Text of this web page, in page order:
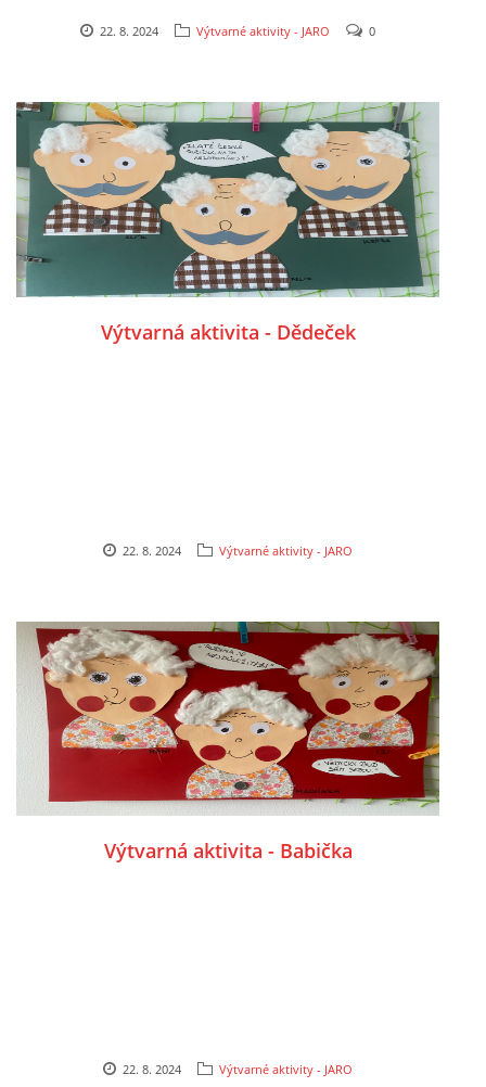
POZITIVNÍ AFIRMACE PRO DĚTI
PSYCHOHYGIENA PRO UČITELKY
UČITELSKÁ SEBEREFLEXE
STOP ŠIKANĚ ANEB ŠIKANA BOLÍ
VĚDOMÁ VÝCHOVA
SADA EMOČNÍCH HER PRO DĚTI 3 - 4 ROKY
22. 8. 2024 Výtvarné aktivity - JARO 0
Výtvarná aktivita - Dědeček
22. 8. 2024 Výtvarné aktivity - JARO
Výtvarná aktivita - Babička
22. 8. 2024 Výtvarné aktivity - JARO